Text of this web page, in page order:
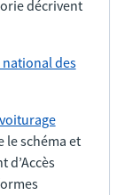
décrivent
national des
le schéma et
d’Accès